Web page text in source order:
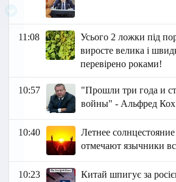
11:08
Усього 2 ложки під
виросте велика і
перевірено роками!
10:57
"Прошли три года и
войны" - Альфред Кох
10:40
Летнее
отмечают язычники
10:23
Китай шпигує за